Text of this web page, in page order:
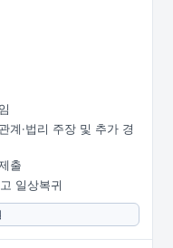
계·법리 주장 및 추가 경
출
일상복귀